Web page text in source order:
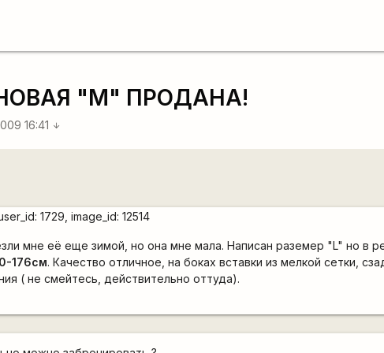
НОВАЯ "M" ПРОДАНА!
16:41 arrow_downward
мне её еще зимой, но она мне мала. Написан раземер "L" но в
176см. Качество отличное, на боках вставки из мелкой сетки,
( не смейтесь, действительно оттуда).